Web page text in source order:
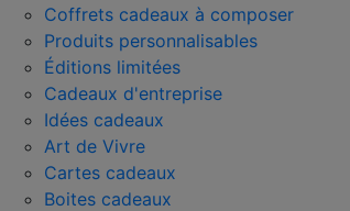
Coffrets cadeaux à composer
Produits personnalisables
Éditions limitées
Cadeaux d'entreprise
Idées cadeaux
Art de Vivre
Cartes cadeaux
Boites cadeaux